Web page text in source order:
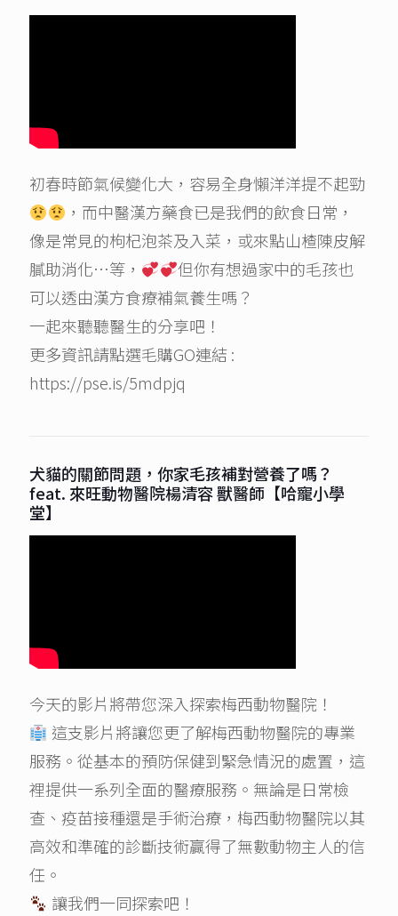
初春時節氣候變化大，容易全身懶洋洋提不起勁
，而中醫漢方藥食已是我們的飲食日常，
像是常見的枸杞泡茶及入菜，或來點山楂陳皮解
膩助消化…等，
但你有想過家中的毛孩也
可以透由漢方食療補氣養生嗎？
一起來聽聽醫生的分享吧！
更多資訊請點選毛購GO連結 :
https://pse.is/5mdpjq
犬貓的關節問題，你家毛孩補對營養了嗎？
feat. 來旺動物醫院楊清容 獸醫師【哈寵小學
堂】
今天的影片將帶您深入探索梅西動物醫院！
這支影片將讓您更了解梅西動物醫院的專業
服務。從基本的預防保健到緊急情況的處置，這
裡提供一系列全面的醫療服務。無論是日常檢
查、疫苗接種還是手術治療，梅西動物醫院以其
高效和準確的診斷技術贏得了無數動物主人的信
任。
讓我們一同探索吧！